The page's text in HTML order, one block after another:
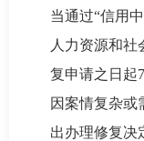
当通过“信用
人力资源和
复申请之日起
因案情复杂或
出办理修复决